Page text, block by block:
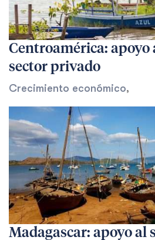
Centroamérica: apoyo
sector privado
Crecimiento económico,
Madagascar: apoyo al